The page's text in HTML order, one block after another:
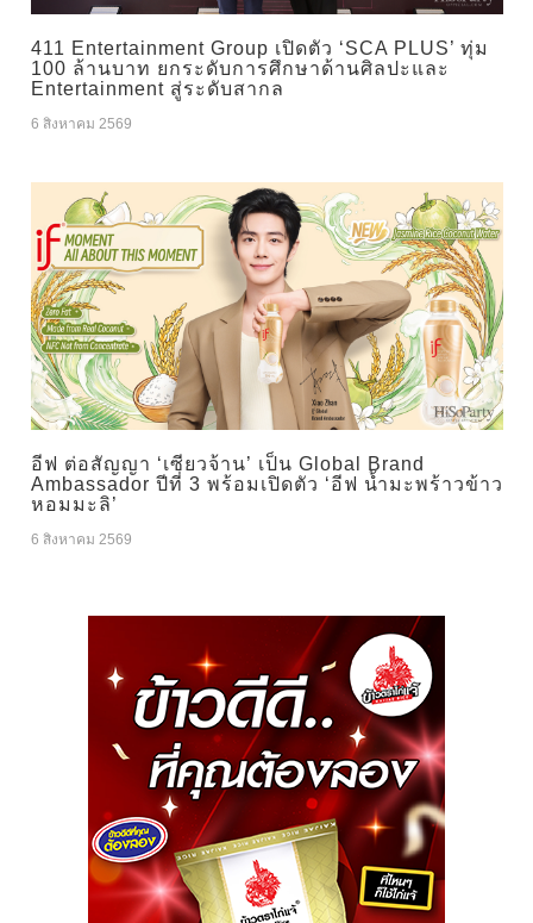
411 Entertainment Group เปิดตัว ‘SCA PLUS’ ทุ่ม
100 ล้านบาท ยกระดับการศึกษาด้านศิลปะและ
Entertainment สู่ระดับสากล
6 สิงหาคม 2569
อีฟ ต่อสัญญา ‘เซียวจ้าน’ เป็น Global Brand
Ambassador ปีที่ 3 พร้อมเปิดตัว ‘อีฟ น้ำมะพร้าวข้าว
หอมมะลิ’
6 สิงหาคม 2569